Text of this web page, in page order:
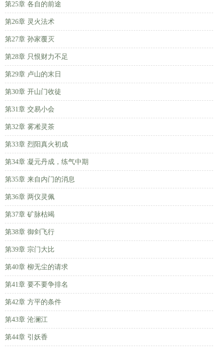
第25章 各自的前途
第26章 灵火法术
第27章 孙家覆灭
第28章 只恨财力不足
第29章 卢山的末日
第30章 开山门收徒
第31章 交易小会
第32章 雾凇灵茶
第33章 烈阳真火初成
第34章 凝元丹成，练气中期
第35章 来自内门的消息
第36章 两仪灵佩
第37章 矿脉枯竭
第38章 御剑飞行
第39章 宗门大比
第40章 柳无尘的请求
第41章 要不要争排名
第42章 方平的条件
第43章 沧澜江
第44章 引妖香